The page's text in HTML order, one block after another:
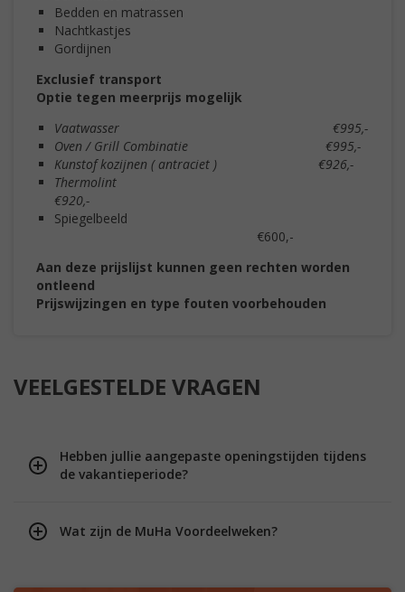
Bedden en matrassen
Nachtkastjes
Gordijnen
Exclusief transport
Optie tegen meerprijs mogelijk
Vaatwasser €995,-
Oven / Grill Combinatie €995,-
Kunstof kozijnen ( antraciet ) €926,-
Thermolint
€920,-
Spiegelbeeld
€600,-
Aan deze prijslijst kunnen geen rechten worden
ontleend
Prijswijzingen en type fouten voorbehouden
VEELGESTELDE VRAGEN
Hebben jullie aangepaste openingstijden tijdens
de vakantieperiode?
Wat zijn de MuHa Voordeelweken?